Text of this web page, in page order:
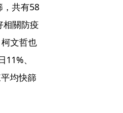
共有58
相關防疫
文哲也
、
均快篩